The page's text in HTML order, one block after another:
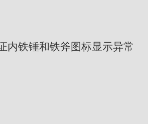
内铁锤和铁斧图标显示异常